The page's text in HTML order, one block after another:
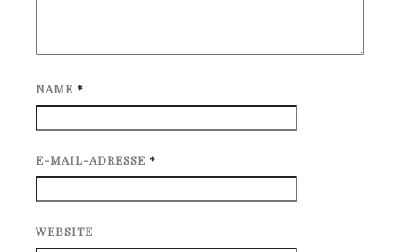
NAME *
E-MAIL-ADRESSE *
WEBSITE